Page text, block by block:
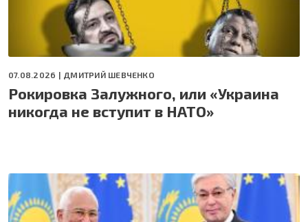
07.08.2026 | ДМИТРИЙ ШЕВЧЕНКО
Рокировка Залужного, или «Украина
никогда не вступит в НАТО»